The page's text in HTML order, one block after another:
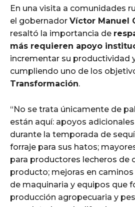
En una visita a comunidades
el gobernador Víctor Manuel
resaltó la importancia de
más requieren apoyo
incrementar su productividad
cumpliendo uno de los
Transformación.
“No se trata únicamente de
están aquí: apoyos
durante la temporada de
forraje para sus hatos;
para productores lecheros de
producto; mejoras en caminos
de maquinaria y equipos que
producción agropecuaria y